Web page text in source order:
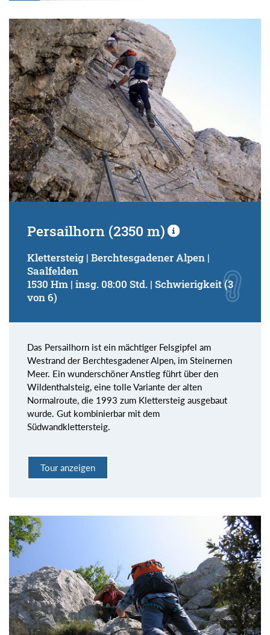
Persailhorn (2350 m)
Klettersteig | Berchtesgadener Alpen |
Saalfelden
1530 Hm | insg. 08:00 Std. | Schwierigkeit (3
von 6)
Das Persailhorn ist ein mächtiger Felsgipfel am
Westrand der Berchtesgadener Alpen, im Steinernen
Meer. Ein wunderschöner Anstieg führt über den
Wildenthalsteig, eine tolle Variante der alten
Normalroute, die 1993 zum Klettersteig ausgebaut
wurde. Gut kombinierbar mit dem
Südwandklettersteig.
Tour anzeigen